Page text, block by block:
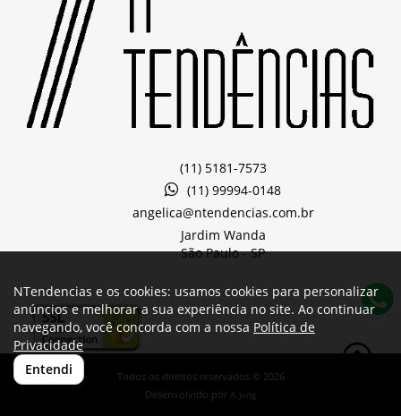
(11) 5181-7573
(11) 99994-0148
angelica@ntendencias.com.br
Jardim Wanda
São Paulo -SP
Todos os direitos reservados © 2026
Desenvolvido por A. Jung
NTendencias e os cookies: usamos cookies para personalizar
anúncios e melhorar a sua experiência no site. Ao continuar
navegando, você concorda com a nossa Política de
Privacidade
Entendi